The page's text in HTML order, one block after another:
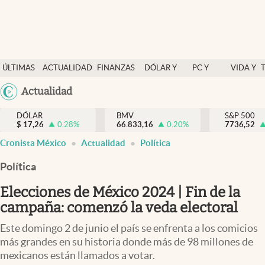
ÚLTIMAS
NOTICIAS
ACTUALIDAD
FINANZAS
DÓLAR Y
PC Y
VIDA Y
México
Actualidad
Actualidad
Finanzas y economía
Dólar y mercados
Pc y celular
Vida y estilo
DÓLAR
$ 17,26 0.28%
BMV
66.833,16
0.20%
S&P 500
7736,52
Cronista México Actualidad Política
Política
Elecciones de México 2024 | Fin de la
campaña: comenzó la veda electoral
Este domingo 2 de junio el país se enfrenta a los comicios
más grandes en su historia donde más de 98 millones de
mexicanos están llamados a votar.